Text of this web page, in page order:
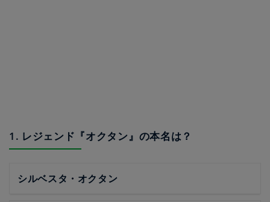
1. レジェンド『オクタン』の本名は？
シルベスタ・オクタン